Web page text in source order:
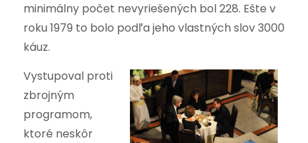
minimálny počet nevyriešených bol 228. Ešte v
roku 1979 to bolo podľa jeho vlastných slov 3000
káuz.
Vystupoval proti
zbrojným
programom,
ktoré neskôr